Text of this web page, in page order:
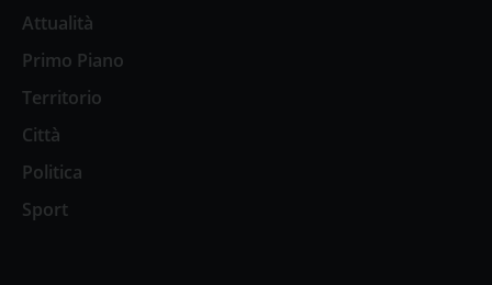
Attualità
Primo Piano
Territorio
Città
Politica
Sport